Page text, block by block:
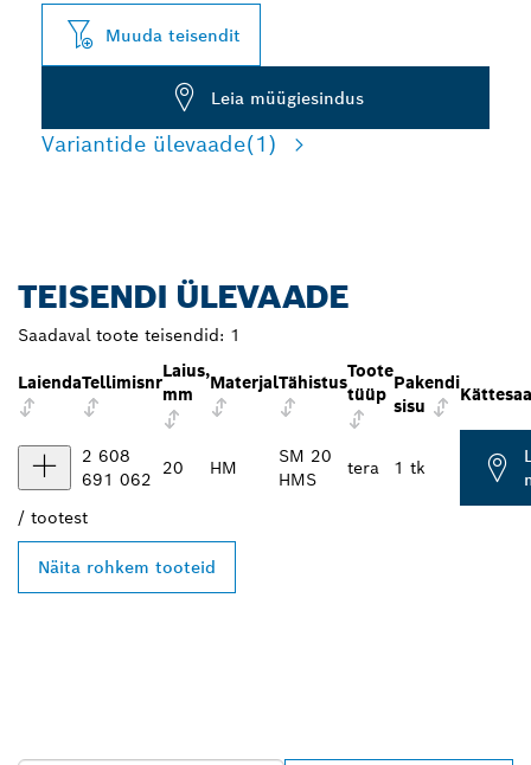
Muuda teisendit
Leia müügiesindus
Variantide ülevaade(1)
TEISENDI ÜLEVAADE
Saadaval toote teisendid: 1
LaiendaTellimisnr
Laius,
mm
MaterjalTähistus
Toote
tüüp
Pakendi
sisu
2 608
691 062
20 HM
SM 20
HMS
tera 1 tk
/ tootest
Näita rohkem tooteid